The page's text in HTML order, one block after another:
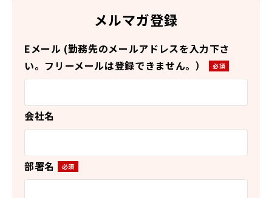
メルマガ登録
Eメール (勤務先のメールアドレスを入力下さ
い。フリーメールは登録できません。）
会社名
部署名